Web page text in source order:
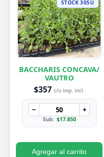
STOCK 305U
BACCHARIS CONCAVA/
VAUTRO
$357 c/u imp. incl.
− +
Sub: $17.850
Agregar al carrito